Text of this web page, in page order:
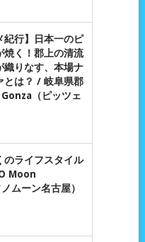
紀行】日本一のピ
焼く！郡上の清流
織りなす、本場ナ
とは？ / 岐阜県郡
（ピッツェ
のライフスタイル
Moon
ムーン名古屋）